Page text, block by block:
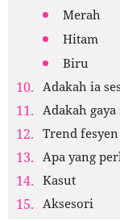
Merah
Hitam
Biru
Adakah ia
Adakah
Trend fesyen
Apa yang
Kasut
Aksesori